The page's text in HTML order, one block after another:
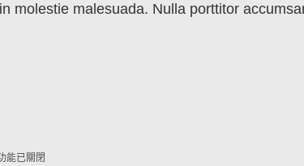
molestie malesuada. Nulla porttitor
能已關閉